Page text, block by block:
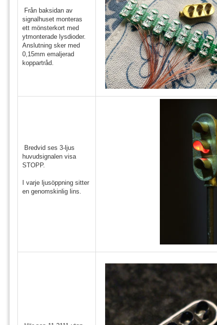
Från baksidan av
signalhuset monteras
ett mönsterkort med
ytmonterade lysdioder.
Anslutning sker med
0,15mm emaljerad
koppartråd.
Bredvid ses 3-ljus
huvudsignalen visa
STOPP.
I varje ljusöppning sitter
en genomskinlig lins.